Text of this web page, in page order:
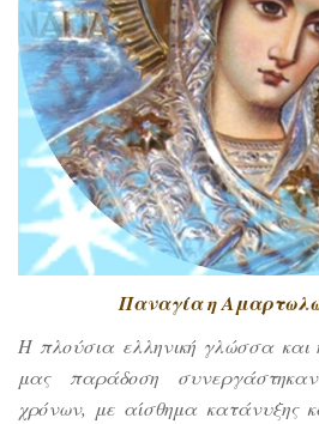
Παναγία η
Η πλούσια ελληνική γλώσσα και
μας παράδοση
χρόνων, με αίσθημα κατάνυξης